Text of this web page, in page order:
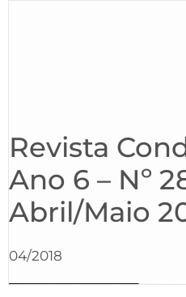
Revista
Ano 6 – Nº
Abril/Maio
04/2018